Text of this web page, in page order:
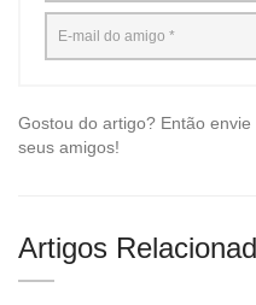
Gostou do artigo? Então
seus amigos!
Artigos